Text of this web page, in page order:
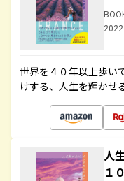
世界を４０年以上歩い
けする、人生を輝かせ
人
１